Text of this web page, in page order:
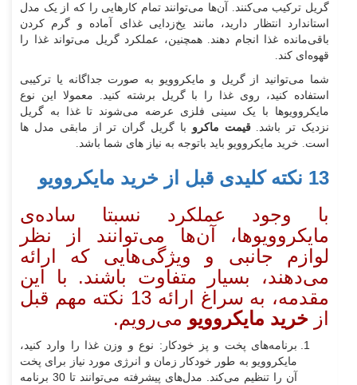
گریل ترکیب می‌کنند. آن‌ها می‌توانند تمام کارهایی را که از یک مدل
استاندارد انتظار دارید، مانند یخ‌زدایی غذای آماده و گرم کردن
باقی‌مانده غذا انجام دهند. همچنین، عملکرد گریل می‌تواند غذا را
قهوه‌ای کند.
شما می‌توانید از گریل و مایکروویو به صورت جداگانه یا ترکیبی
استفاده کنید، روی غذا را با گریل برشته کنید. معمولا این نوع
مایکروویوها با یک سینی فلزی عرضه می‌شوند تا غذا به گریل
نزدیک‌ تر باشد.قیمت ماکرو با گریل گران تر از مابقی مدل ها
است. خرید مایکروویو باید باتوجه به نیاز های شما باشد.
13 نکته کلیدی قبل از خرید مایکروویو
با وجود عملکرد نسبتا ساده‌ی
مایکروویوها، آن‌ها می‌توانند از نظر
لوازم جانبی و ویژگی‌هایی که ارائه
می‌دهند، بسیار متفاوت باشند. با این
مقدمه، به سراغ ارائه 13 نکته مهم قبل
از خرید مایکروویو می‌رویم.
برنامه‌های پخت‌ و پز خودکار: نوع و وزن غذا را وارد کنید،
مایکروویو به طور خودکار زمان و انرژی مورد نیاز برای پخت
آن را تنظیم می‌کند. مدل‌های پیشرفته می‌توانند تا 30 برنامه